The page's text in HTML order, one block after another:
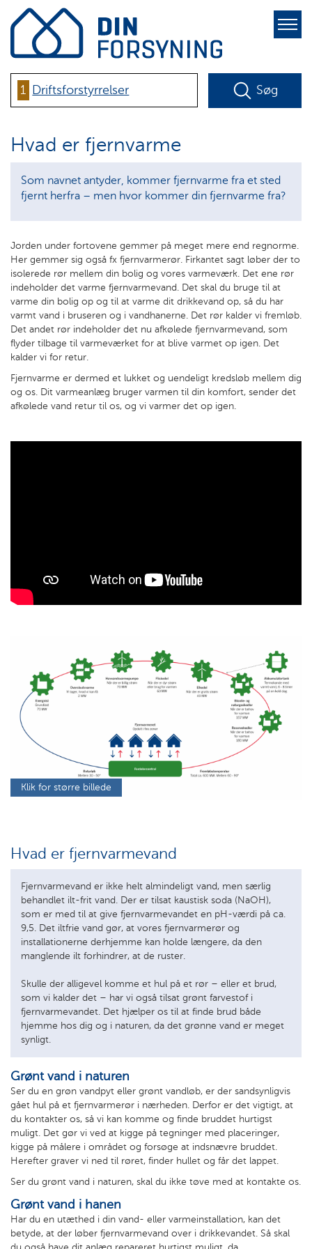
pure-
toggle-
1 Driftsforstyrrelser Søg
Hvad er fjernvarme
Som navnet antyder, kommer fjernvarme fra et sted
fjernt herfra – men hvor kommer din fjernvarme fra?
Jorden under fortovene gemmer på meget mere end regnorme.
Her gemmer sig også fx fjernvarmerør. Firkantet sagt løber der to
isolerede rør mellem din bolig og vores varmeværk. Det ene rør
indeholder det varme fjernvarmevand. Det skal du bruge til at
varme din bolig op og til at varme dit drikkevand op, så du har
varmt vand i bruseren og i vandhanerne. Det rør kalder vi fremløb.
Det andet rør indeholder det nu afkølede fjernvarmevand, som
flyder tilbage til varmeværket for at blive varmet op igen. Det
kalder vi for retur.
Fjernvarme er dermed et lukket og uendeligt kredsløb mellem dig
og os. Dit varmeanlæg bruger varmen til din komfort, sender det
afkølede vand retur til os, og vi varmer det op igen.
Klik for større billede
Hvad er fjernvarmevand
Fjernvarmevand er ikke helt almindeligt vand, men særlig
behandlet ilt-frit vand. Der er tilsat kaustisk soda (NaOH),
som er med til at give fjernvarmevandet en pH-værdi på ca.
9,5. Det iltfrie vand gør, at vores fjernvarmerør og
installationerne derhjemme kan holde længere, da den
manglende ilt forhindrer, at de ruster.
Skulle der alligevel komme et hul på et rør – eller et brud,
som vi kalder det – har vi også tilsat grønt farvestof i
fjernvarmevandet. Det hjælper os til at finde brud både
hjemme hos dig og i naturen, da det grønne vand er meget
synligt.
Grønt vand i naturen
Ser du en grøn vandpyt eller grønt vandløb, er der sandsynligvis
gået hul på et fjernvarmerør i nærheden. Derfor er det vigtigt, at
du kontakter os, så vi kan komme og finde bruddet hurtigst
muligt. Det gør vi ved at kigge på tegninger med placeringer,
kigge på målere i området og forsøge at indsnævre bruddet.
Herefter graver vi ned til røret, finder hullet og får det lappet.
Ser du grønt vand i naturen, skal du ikke tøve med at kontakte os.
Grønt vand i hanen
Har du en utæthed i din vand- eller varmeinstallation, kan det
betyde, at der løber fjernvarmevand over i drikkevandet. Så skal